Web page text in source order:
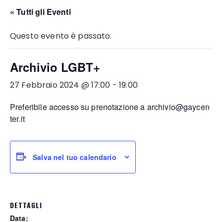
« Tutti gli Eventi
Questo evento è passato.
Archivio LGBT+
27 Febbraio 2024 @ 17:00 -19:00
Preferibile accesso su prenotazione a archivio@gaycen
ter.it
Salva nel tuo calendario
DETTAGLI
Data: